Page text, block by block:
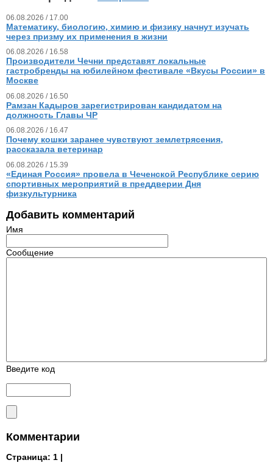
06.08.2026 / 17.00
Математику, биологию, химию и физику начнут изучать
через призму их применения в жизни
06.08.2026 / 16.58
Производители Чечни представят локальные
гастробренды на юбилейном фестивале «Вкусы России» в
Москве
06.08.2026 / 16.50
Рамзан Кадыров зарегистрирован кандидатом на
должность Главы ЧР
06.08.2026 / 16.47
Почему кошки заранее чувствуют землетрясения,
рассказала ветеринар
06.08.2026 / 15.39
«Единая Россия» провела в Чеченской Республике серию
спортивных мероприятий в преддверии Дня
физкультурника
Добавить комментарий
Имя
Сообщение
Введите код
Комментарии
Страница: 1 |